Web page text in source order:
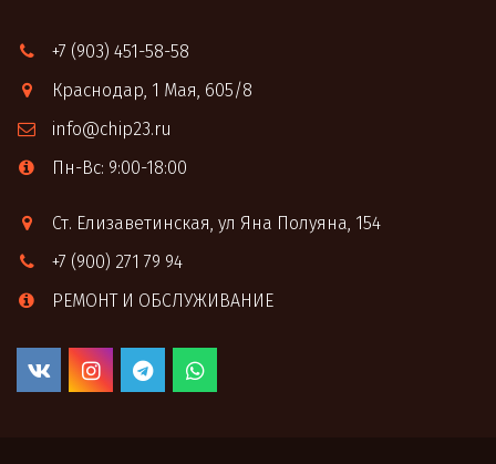
+7 (903) 451-58-58
Краснодар, 1 Мая, 605/8
info@chip23.ru
Пн-Вс: 9:00-18:00
Ст. Елизаветинская, ул Яна Полуяна, 154
+7 (900) 271 79 94
РЕМОНТ И ОБСЛУЖИВАНИЕ